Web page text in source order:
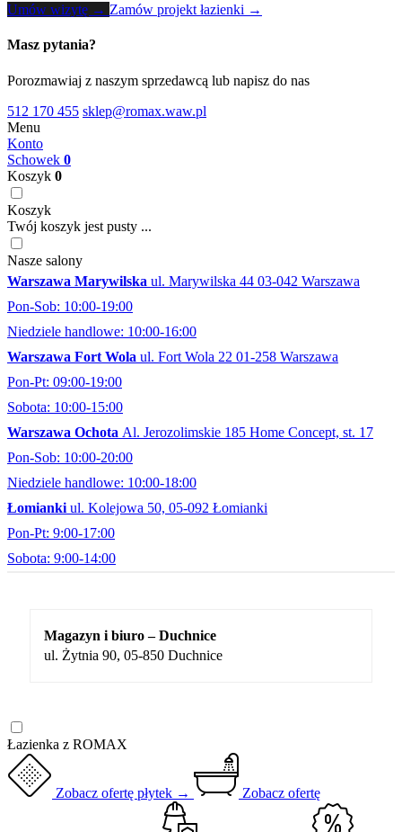
Umów wizytę → Zamów projekt łazienki →
Masz pytania?
Porozmawiaj z naszym sprzedawcą lub napisz do nas
512 170 455 sklep@romax.waw.pl
Menu
Konto
Schowek 0
Koszyk 0
Koszyk
Twój koszyk jest pusty ...
Nasze salony
Warszawa Marywilska ul. Marywilska 44 03-042 Warszawa
Pon-Sob: 10:00-19:00
Niedziele handlowe: 10:00-16:00
Warszawa Fort Wola ul. Fort Wola 22 01-258 Warszawa
Pon-Pt: 09:00-19:00
Sobota: 10:00-15:00
Warszawa Ochota Al. Jerozolimskie 185 Home Concept, st. 17
Pon-Sob: 10:00-20:00
Niedziele handlowe: 10:00-18:00
Łomianki ul. Kolejowa 50, 05-092 Łomianki
Pon-Pt: 9:00-17:00
Sobota: 9:00-14:00
Magazyn i biuro – Duchnice
ul. Żytnia 90, 05-850 Duchnice
Łazienka z ROMAX
Zobacz ofertę płytek → Zobacz ofertę